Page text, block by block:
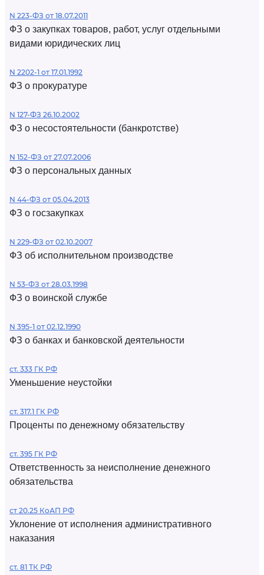
N 223-ФЗ от 18.07.2011
ФЗ о закупках товаров, работ, услуг отдельными
видами юридических лиц
N 2202-1 от 17.01.1992
ФЗ о прокуратуре
N 127-ФЗ 26.10.2002
ФЗ о несостоятельности (банкротстве)
N 152-ФЗ от 27.07.2006
ФЗ о персональных данных
N 44-ФЗ от 05.04.2013
ФЗ о госзакупках
N 229-ФЗ от 02.10.2007
ФЗ об исполнительном производстве
N 53-ФЗ от 28.03.1998
ФЗ о воинской службе
N 395-1 от 02.12.1990
ФЗ о банках и банковской деятельности
ст. 333 ГК РФ
Уменьшение неустойки
ст. 317.1 ГК РФ
Проценты по денежному обязательству
ст. 395 ГК РФ
Ответственность за неисполнение денежного
обязательства
ст 20.25 КоАП РФ
Уклонение от исполнения административного
наказания
ст. 81 ТК РФ